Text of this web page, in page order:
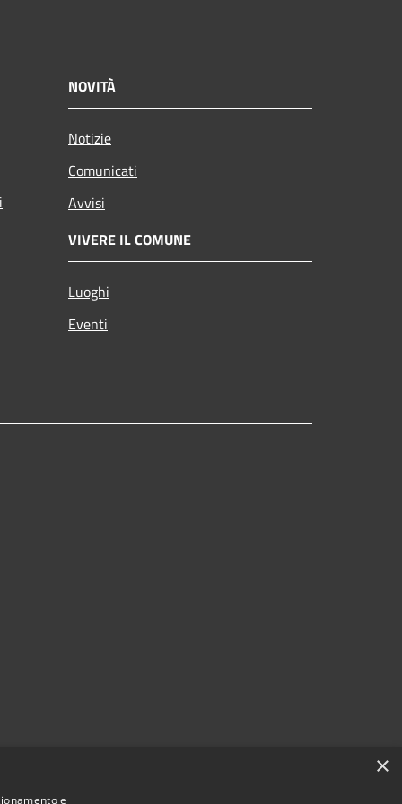
NOVITÀ
Notizie
Comunicati
Avvisi
VIVERE IL COMUNE
Luoghi
Eventi
×
e